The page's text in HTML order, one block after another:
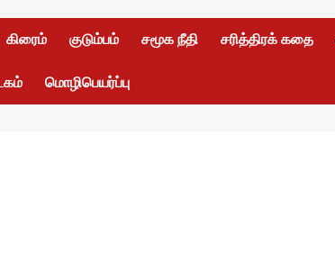
கிரைம் குடும்பம் சமூக நீதி சரித்திரக் கதை
மொழிபெயர்ப்பு